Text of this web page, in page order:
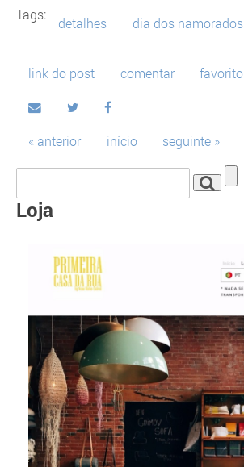
Tags:
detalhes dia dos namorados
link do post comentar favorito
« anterior início seguinte »
Loja